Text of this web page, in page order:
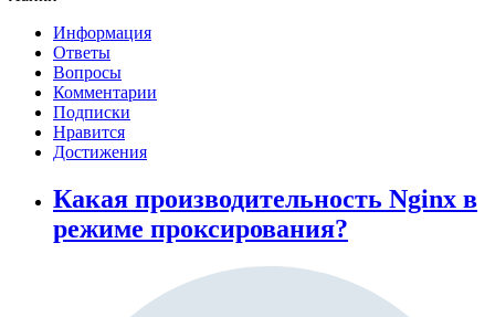
Информация
Ответы
Вопросы
Комментарии
Подписки
Нравится
Достижения
Какая производительность Nginx в
режиме проксирования?